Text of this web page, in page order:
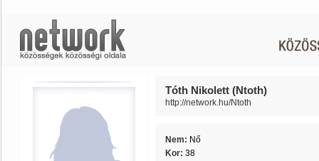
Tóth Nikolett (Ntoth)
http://network.hu/Ntoth
Nem: Nő
Kor: 38